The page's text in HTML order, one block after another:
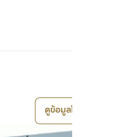
ดูข้อมูลโครงการ